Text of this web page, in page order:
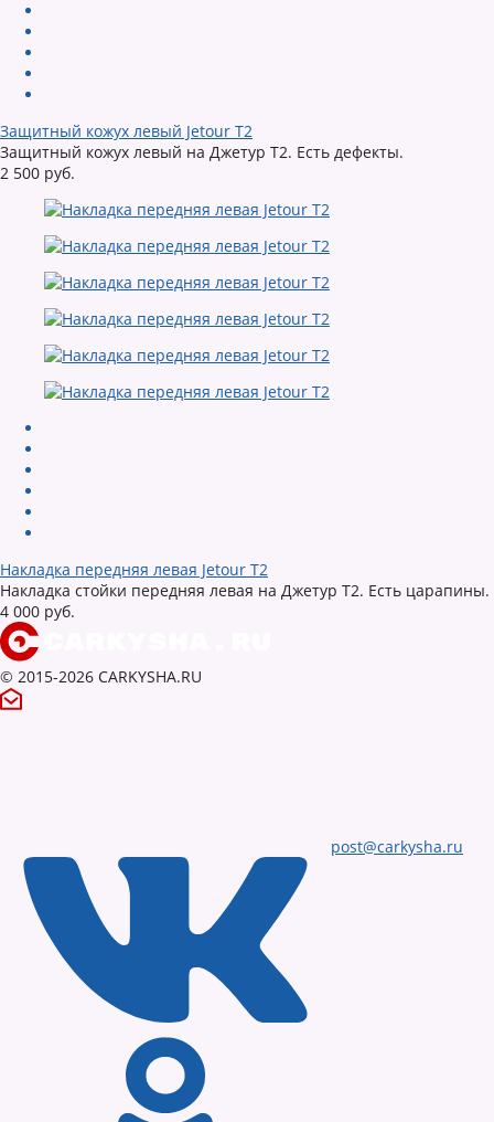
Защитный кожух левый Jetour T2
Защитный кожух левый на Джетур Т2. Есть дефекты.
2 500 руб.
Накладка передняя левая Jetour T2
Накладка стойки передняя левая на Джетур Т2. Есть царапины.
4 000 руб.
© 2015-2026 CARKYSHA.RU
post@carkysha.ru